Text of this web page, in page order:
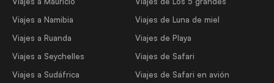
Viajes a Namibia
Viajes a Ruanda
Viajes a Seychelles
Viajes a Sudáfrica
Viajes de Luna de miel
Viajes de Playa
Viajes de Safari
Viajes de Safari en avión